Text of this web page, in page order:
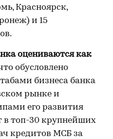
Красноярск,
и 15
оцениваются как
обусловлено
бизнеса банка
рынке и
его развития
в топ-30 крупнейших
кредитов МСБ за